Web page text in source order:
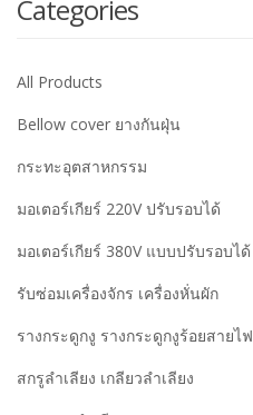
Categories
All Products
Bellow cover ยางกันฝุ่น
กระทะอุตสาหกรรม
มอเตอร์เกียร์ 220V ปรับรอบได้
มอเตอร์เกียร์ 380V แบบปรับรอบได้
รับซ่อมเครื่องจักร เครื่องหั่นผัก
รางกระดูกงู รางกระดูกงูร้อยสายไฟ
สกรูลำเลียง เกลียวลำเลียง